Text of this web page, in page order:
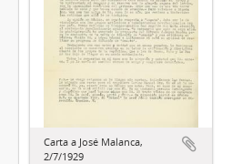
Carta a José Malanca,
2/7/1929